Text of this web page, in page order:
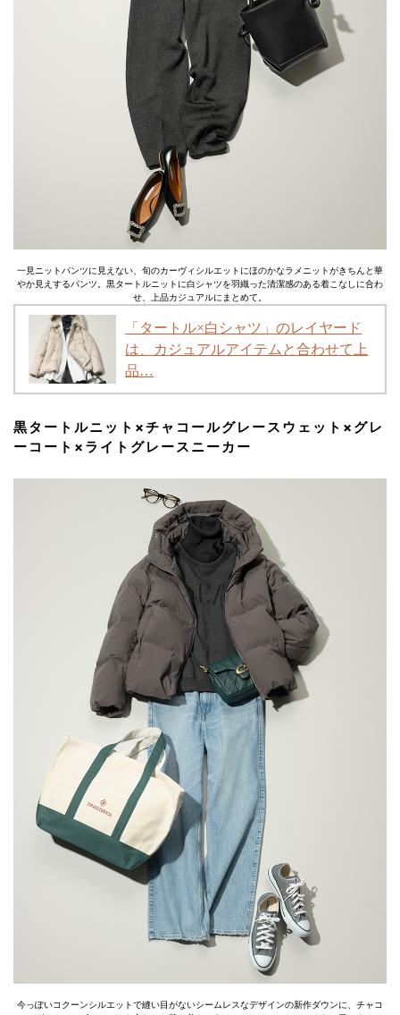
一見ニットパンツに見えない、旬のカーヴィシルエットにほのかなラメニットがきちんと華
やか見えするパンツ。黒タートルニットに白シャツを羽織った清潔感のある着こなしに合わ
せ、上品カジュアルにまとめて。
「タートル×白シャツ」のレイヤード
は、カジュアルアイテムと合わせて上
品…
黒タートルニット×チャコールグレースウェット×グレ
ーコート×ライトグレースニーカー
今っぽいコクーンシルエットで縫い目がないシームレスなデザインの新作ダウンに、チャコ